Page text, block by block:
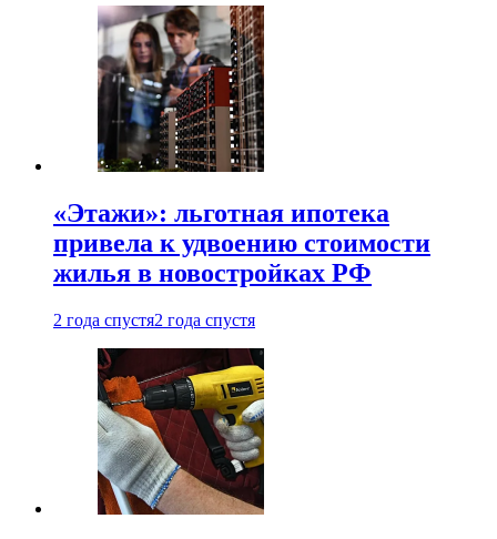
«Этажи»: льготная ипотека
привела к удвоению стоимости
жилья в новостройках РФ
2 года спустя2 года спустя